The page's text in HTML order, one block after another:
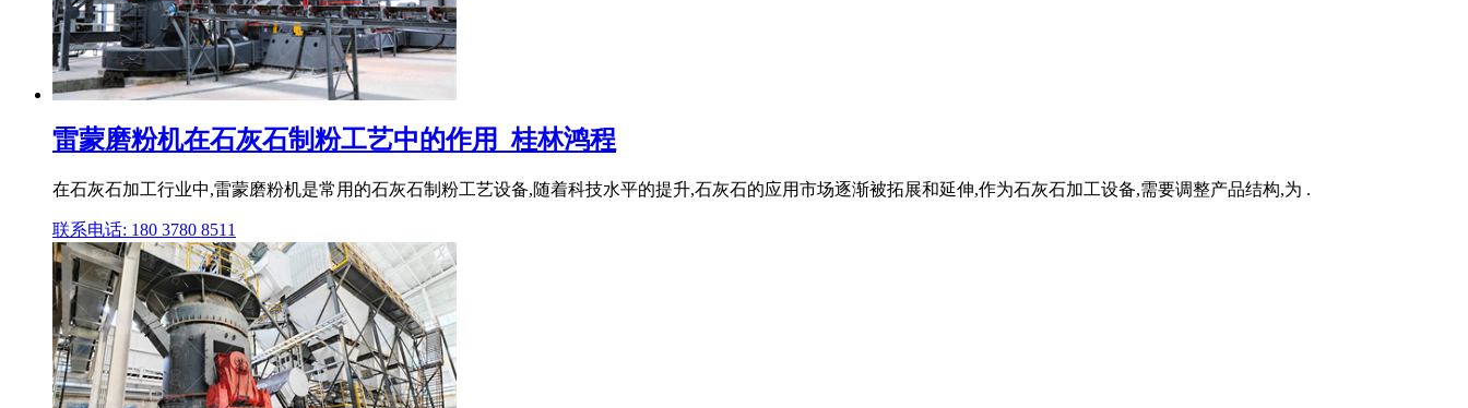
雷蒙磨粉机在石灰石制粉工艺中的作用_桂林鸿程
在石灰石加工行业中,雷蒙磨粉机是常用的石灰石制粉工艺设备,随着科技水平的提升,石灰石的应用市场逐渐被拓展和延伸,作为石灰石加工设备,需要调整产品结构,为 .
联系电话: 180 3780 8511